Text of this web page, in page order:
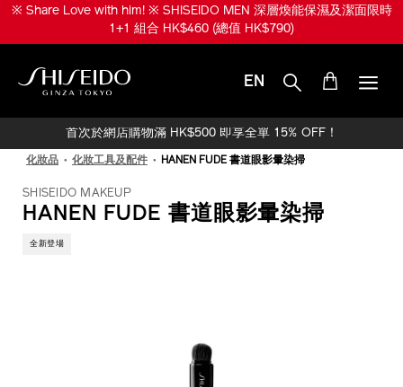
※ Share Love with him! ※ SHISEIDO MEN 深層煥能保濕及潔面限時
1+1 組合 HK$460 (總值 HK$790)
EN
首次於網店購物滿 HK$500 即享全單 15% OFF！
化妝品 化妝工具及配件 HANEN FUDE 書道眼影暈染掃
SHISEIDO MAKEUP
HANEN FUDE 書道眼影暈染掃
全新登場